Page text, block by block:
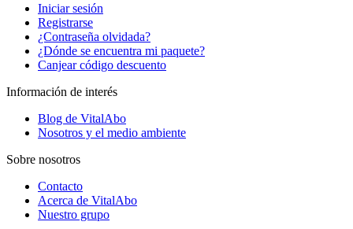
Iniciar sesión
Registrarse
¿Contraseña olvidada?
¿Dónde se encuentra mi paquete?
Canjear código descuento
Información de interés
Blog de VitalAbo
Nosotros y el medio ambiente
Sobre nosotros
Contacto
Acerca de VitalAbo
Nuestro grupo